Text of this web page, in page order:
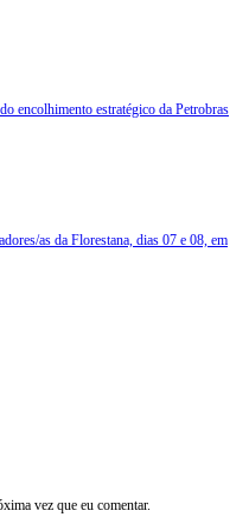
encolhimento estratégico da Petrobras
as da Florestana, dias 07 e 08, em
vez que eu comentar.